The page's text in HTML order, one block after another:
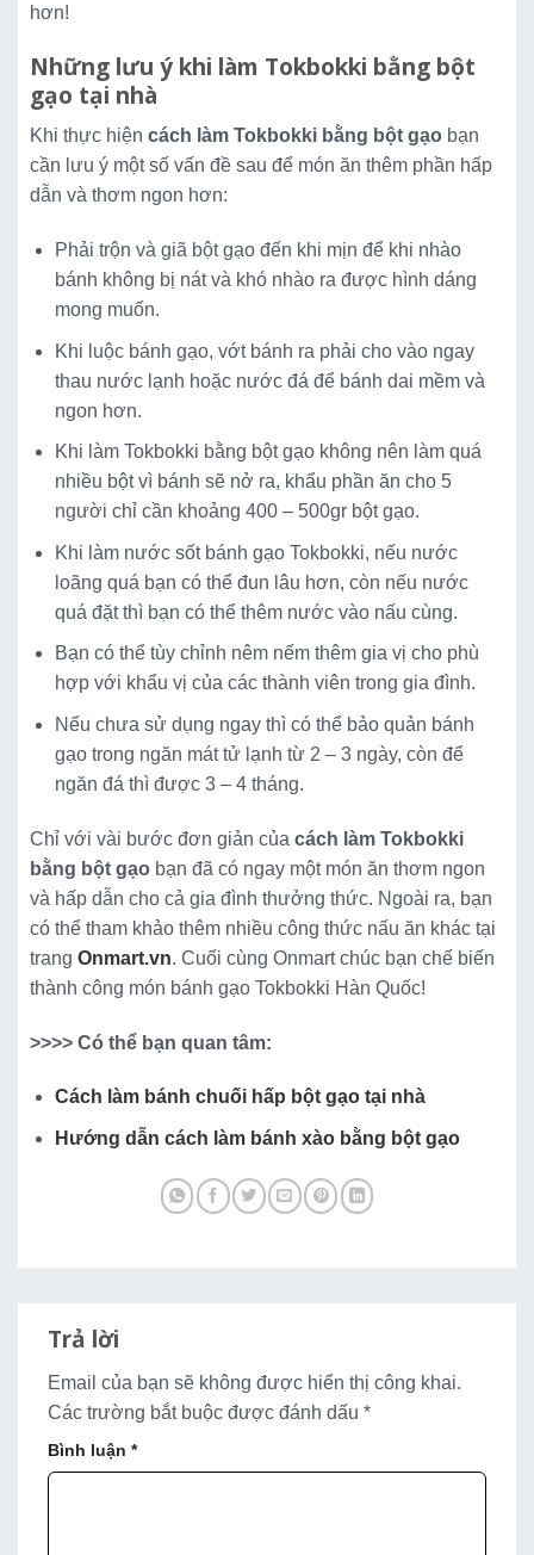
hơn!
Những lưu ý khi làm Tokbokki bằng bột
gạo tại nhà
Khi thực hiện cách làm Tokbokki bằng bột gạo bạn
cần lưu ý một số vấn đề sau để món ăn thêm phần hấp
dẫn và thơm ngon hơn:
Phải trộn và giã bột gạo đến khi mịn để khi nhào
bánh không bị nát và khó nhào ra được hình dáng
mong muốn.
Khi luộc bánh gạo, vớt bánh ra phải cho vào ngay
thau nước lạnh hoặc nước đá để bánh dai mềm và
ngon hơn.
Khi làm Tokbokki bằng bột gạo không nên làm quá
nhiều bột vì bánh sẽ nở ra, khẩu phần ăn cho 5
người chỉ cần khoảng 400 – 500gr bột gạo.
Khi làm nước sốt bánh gạo Tokbokki, nếu nước
loãng quá bạn có thể đun lâu hơn, còn nếu nước
quá đặt thì bạn có thể thêm nước vào nấu cùng.
Bạn có thể tùy chỉnh nêm nếm thêm gia vị cho phù
hợp với khẩu vị của các thành viên trong gia đình.
Nếu chưa sử dụng ngay thì có thể bảo quản bánh
gạo trong ngăn mát tử lạnh từ 2 – 3 ngày, còn để
ngăn đá thì được 3 – 4 tháng.
Chỉ với vài bước đơn giản của cách làm Tokbokki
bằng bột gạo bạn đã có ngay một món ăn thơm ngon
và hấp dẫn cho cả gia đình thưởng thức. Ngoài ra, bạn
có thể tham khảo thêm nhiều công thức nấu ăn khác tại
trang Onmart.vn. Cuối cùng Onmart chúc bạn chế biến
thành công món bánh gạo Tokbokki Hàn Quốc!
>>>> Có thể bạn quan tâm:
Cách làm bánh chuối hấp bột gạo tại nhà
Hướng dẫn cách làm bánh xào bằng bột gạo
Trả lời
Email của bạn sẽ không được hiển thị công khai.
Các trường bắt buộc được đánh dấu *
Bình luận *